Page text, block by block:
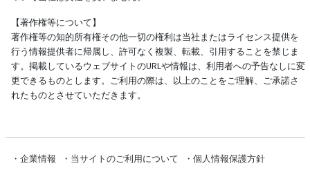
【著作権等について】
著作権等の知的所有権その他一切の権利は当社またはライセンス提供を
行う情報提供者に帰属し、許可なく複製、転載、引用することを禁じま
す。掲載しているウェブサイトのURLや情報は、利用者への予告なしに変
更できるものとします。ご利用の際は、以上のことをご理解、ご承諾さ
れたものとさせていただきます。
・ 企業情報 ・ 当サイトのご利用について ・ 個人情報保護方針